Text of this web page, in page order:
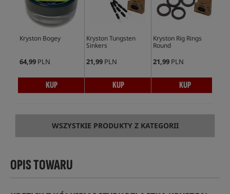
Kryston Bogey
64,99 PLN
KUP
Kryston Tungsten
Sinkers
21,99 PLN
KUP
Kryston Rig Rings
Round
21,99 PLN
KUP
WSZYSTKIE PRODUKTY Z KATEGORII
OPIS TOWARU